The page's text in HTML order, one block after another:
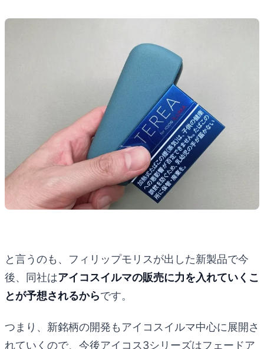
と言うのも、フィリップモリスが出した新製品で今
後、同社はアイコスイルマの販売に力を入れていくこ
とが予想されるからです。
つまり、新銘柄の開発もアイコスイルマ中心に展開さ
れていくので、今後アイコス3シリーズはフェードア